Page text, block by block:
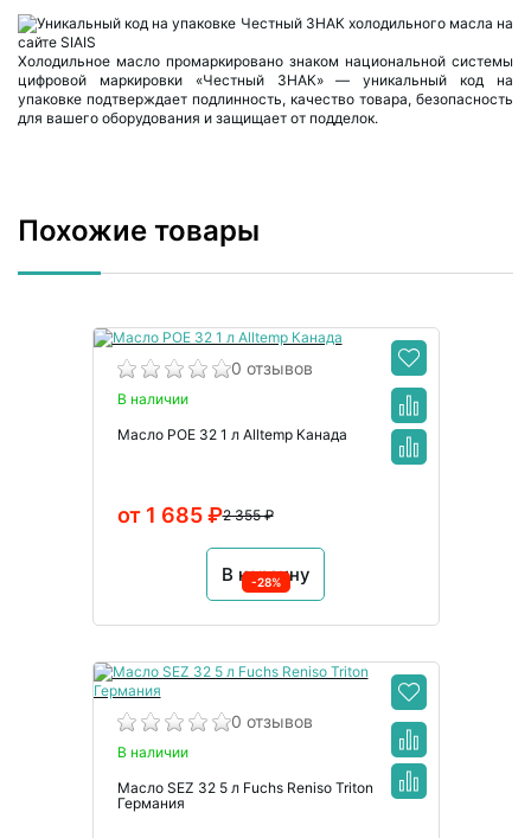
Холодильное масло промаркировано знаком национальной системы
цифровой маркировки «Честный ЗНАК» — уникальный код на
упаковке подтверждает подлинность, качество товара, безопасность
для вашего оборудования и защищает от подделок.
Похожие товары
0 отзывов
В наличии
Масло POE 32 1 л Alltemp Канада
2 355 ₽
от 1 685 ₽
В корзину
-28%
0 отзывов
В наличии
Масло SEZ 32 5 л Fuchs Reniso Triton
Германия